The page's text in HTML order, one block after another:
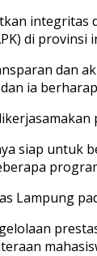
di
dan
ia
siap untuk
Lampung